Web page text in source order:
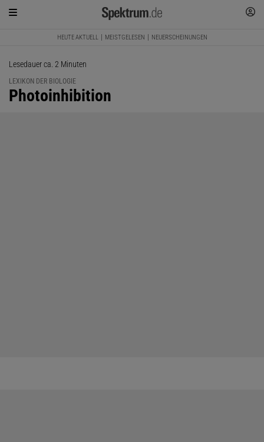
HEUTE AKTUELL MEISTGELESEN NEUERSCHEINUNGEN
Lesedauer ca. 2 Minuten
LEXIKON DER BIOLOGIE
:
Photoinhibition